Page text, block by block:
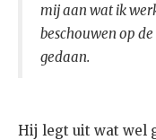
mij aan wat ik
beschouwen op
gedaan.
Hij legt uit wat wel